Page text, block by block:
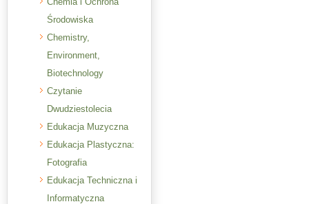
Środowiska
Chemistry,
Environment,
Biotechnology
Czytanie
Dwudziestolecia
Edukacja Muzyczna
Edukacja Plastyczna:
Fotografia
Edukacja Techniczna i
Informatyczna